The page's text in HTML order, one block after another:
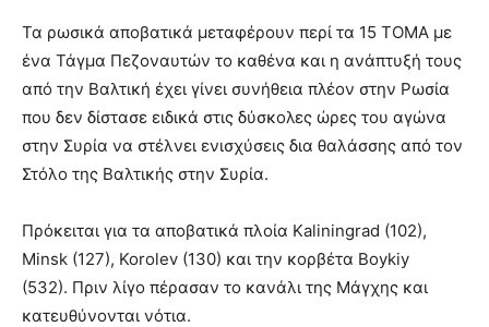
Τα ρωσικά αποβατικά μεταφέρουν περί τα 15 ΤΟΜΑ με
ένα Τάγμα Πεζοναυτών το καθένα και η ανάπτυξή τους
από την Βαλτική έχει γίνει συνήθεια πλέον στην Ρωσία
που δεν δίστασε ειδικά στις δύσκολες ώρες του αγώνα
στην Συρία να στέλνει ενισχύσεις δια θαλάσσης από τον
Στόλο της Βαλτικής στην Συρία.
Πρόκειται για τα αποβατικά πλοία Kaliningrad (102),
Minsk (127), Korolev (130) και την κορβέτα Boykiy
(532). Πριν λίγο πέρασαν το κανάλι της Μάγχης και
κατευθύνονται νότια.